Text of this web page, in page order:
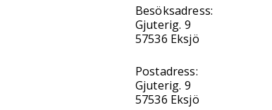
Besöksadress:
Gjuterig. 9
57536 Eksjö
Postadress:
Gjuterig. 9
57536 Eksjö